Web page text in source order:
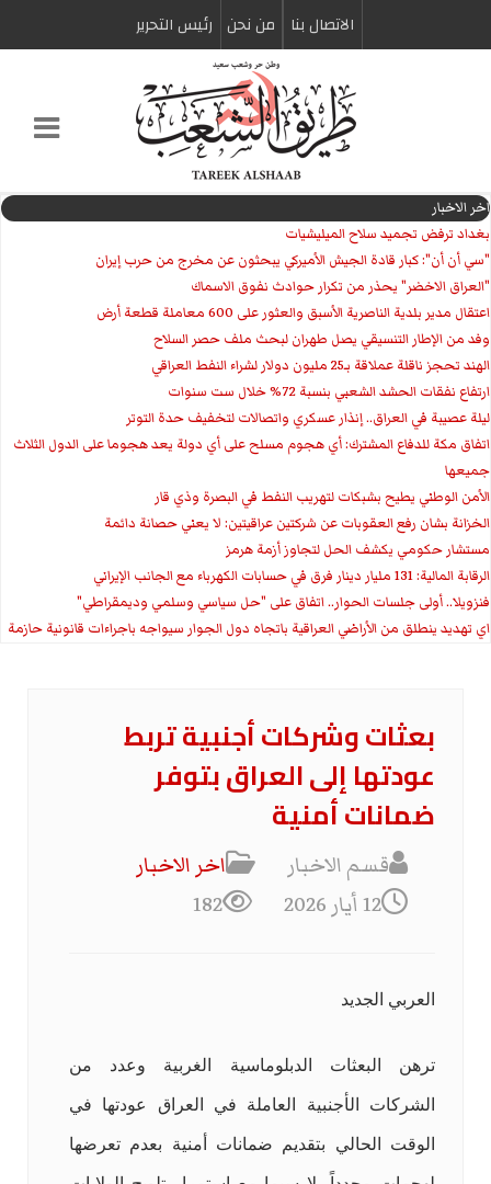
الاتصال بنا من نحن رئیس التحریر
اخر الاخبار
بغداد ترفض تجميد سلاح الميليشيات
"سي أن أن": كبار قادة الجيش الأميركي يبحثون عن مخرج من حرب إيران
"العراق الاخضر" يحذر من تكرار حوادث نفوق الاسماك
اعتقال مدير بلدية الناصرية الأسبق والعثور على 600 معاملة قطعة أرض
وفد من الإطار التنسيقي يصل طهران لبحث ملف حصر السلاح
الهند تحجز ناقلة عملاقة بـ25 مليون دولار لشراء النفط العراقي
ارتفاع نفقات الحشد الشعبي بنسبة 72% خلال ست سنوات
ليلة عصيبة في العراق.. إنذار عسكري واتصالات لتخفيف حدة التوتر
‏اتفاق مكة للدفاع المشترك: أي هجوم مسلح على أي دولة يعد هجوما على الدول الثلاث
جميعها
الأمن الوطني يطيح بشبكات لتهريب النفط في البصرة وذي قار
الخزانة بشان رفع العقوبات عن شركتين عراقيتين: لا يعني حصانة دائمة
مستشار حكومي يكشف الحل لتجاوز أزمة هرمز
الرقابة المالية: 131 مليار دينار فرق في حسابات الكهرباء مع الجانب الإيراني
فنزويلا.. أولى جلسات الحوار.. اتفاق على "حل سياسي وسلمي وديمقراطي"
اي تهديد ينطلق من الأراضي العراقية باتجاه دول الجوار سيواجه باجراءات قانونية حازمة
بعثات وشركات أجنبية تربط
عودتها إلى العراق بتوفر
ضمانات أمنية
قسم الاخبار
اخر الاخبار
12 أيار 2026
182
العربي الجديد
ترهن البعثات الدبلوماسية الغربية وعدد من
الشركات الأجنبية العاملة في العراق عودتها في
الوقت الحالي بتقديم ضمانات أمنية بعدم تعرضها